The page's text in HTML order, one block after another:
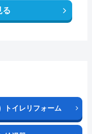
る
トイレリフォーム